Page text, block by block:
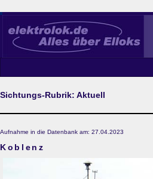
Sichtungs-Rubrik: Aktuell
Aufnahme in die Datenbank am: 27.04.2023
Koblenz